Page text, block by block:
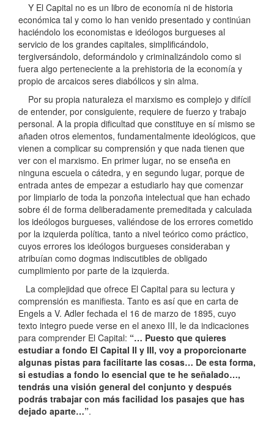
Y El Capital no es un libro de economía ni de historia
económica tal y como lo han venido presentado y continúan
haciéndolo los economistas e ideólogos burgueses al
servicio de los grandes capitales, simplificándolo,
tergiversándolo, deformándolo y criminalizándolo como si
fuera algo perteneciente a la prehistoria de la economía y
propio de arcaicos seres diabólicos y sin alma.
Por su propia naturaleza el marxismo es complejo y difícil
de entender, por consiguiente, requiere de fuerzo y trabajo
personal. A la propia dificultad que constituye en sí mismo se
añaden otros elementos, fundamentalmente ideológicos, que
vienen a complicar su comprensión y que nada tienen que
ver con el marxismo. En primer lugar, no se enseña en
ninguna escuela o cátedra, y en segundo lugar, porque de
entrada antes de empezar a estudiarlo hay que comenzar
por limpiarlo de toda la ponzoña intelectual que han echado
sobre él de forma deliberadamente premeditada y calculada
los ideólogos burgueses, valiéndose de los errores cometido
por la izquierda política, tanto a nivel teórico como práctico,
cuyos errores los ideólogos burgueses consideraban y
atribuían como dogmas indiscutibles de obligado
cumplimiento por parte de la izquierda.
La complejidad que ofrece El Capital para su lectura y
comprensión es manifiesta. Tanto es así que en carta de
Engels a V. Adler fechada el 16 de marzo de 1895, cuyo
texto integro puede verse en el anexo III, le da indicaciones
para comprender El Capital: “… Puesto que quieres
estudiar a fondo El Capital II y III, voy a proporcionarte
algunas pistas para facilitarte las cosas… De esta forma,
si estudias a fondo lo esencial que te he señalado…,
tendrás una visión general del conjunto y después
podrás trabajar con más facilidad los pasajes que has
dejado aparte…”.